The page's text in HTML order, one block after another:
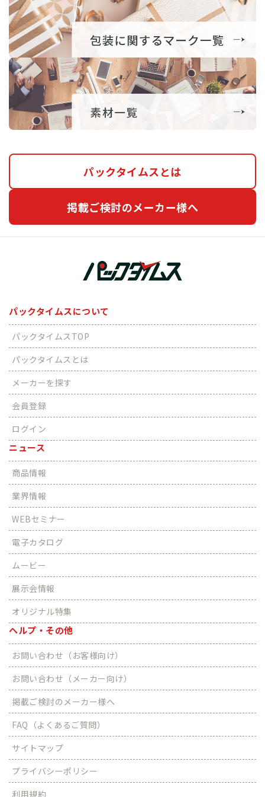
パックタイムスとは
掲載ご検討のメーカー様へ
パックタイムスについて
パックタイムスTOP
パックタイムスとは
メーカーを探す
会員登録
ログイン
ニュース
商品情報
業界情報
WEBセミナー
電子カタログ
ムービー
展示会情報
オリジナル特集
ヘルプ・その他
お問い合わせ（お客様向け）
お問い合わせ（メーカー向け）
掲載ご検討のメーカー様へ
FAQ（よくあるご質問）
サイトマップ
プライバシーポリシー
利用規約